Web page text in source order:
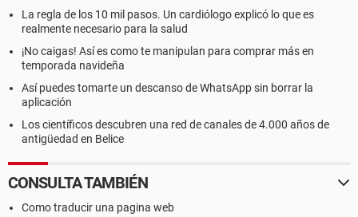
La regla de los 10 mil pasos. Un cardiólogo explicó lo que es
realmente necesario para la salud
¡No caigas! Así es como te manipulan para comprar más en
temporada navideña
Así puedes tomarte un descanso de WhatsApp sin borrar la
aplicación
Los científicos descubren una red de canales de 4.000 años de
antigüedad en Belice
CONSULTA TAMBIÉN
Como traducir una pagina web